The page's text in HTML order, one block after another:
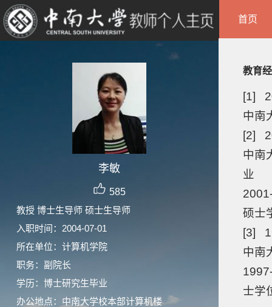
李敏
585
教授 博士生导师 硕士生导师
入职时间：2004-07-01
所在单位：计算机学院
职务：副院长
学历：博士研究生毕业
办公地点：中南大学校本部计算机楼
首页
教育
[1]
中南
[2]
中南
业
硕士
[3]
中南
士学